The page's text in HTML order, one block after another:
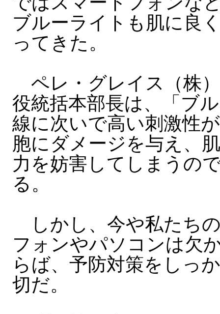
ブルーライトも肌に良
ってきた。
ペレ・グレイス（株
役統括本部長は、「ブ
線に次いで高い刺激性
胞にダメージを与え、
力を妨害してしまうの
る。
しかし、今や私たち
フォンやパソコンは欠
らば、予防対策をしっ
切だ。